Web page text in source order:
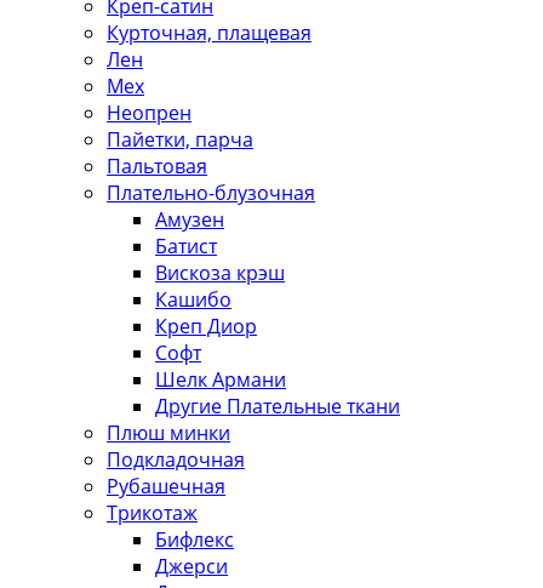
Креп-сатин
Курточная, плащевая
Лен
Мех
Неопрен
Пайетки, парча
Пальтовая
Плательно-блузочная
Амузен
Батист
Вискоза крэш
Кашибо
Креп Диор
Софт
Шелк Армани
Другие Плательные ткани
Плюш минки
Подкладочная
Рубашечная
Трикотаж
Бифлекс
Джерси